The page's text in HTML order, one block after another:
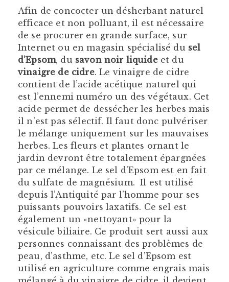
Afin de concocter un désherbant naturel
efficace et non polluant, il est nécessaire
de se procurer en grande surface, sur
Internet ou en magasin spécialisé du sel
d’Epsom, du savon noir liquideet du
vinaigre de cidre. Le vinaigre de cidre
contient de l’acide acétique naturel qui
est l’ennemi numéro un des végétaux. Cet
acide permet de dessécher les herbes mais
il n’est pas sélectif. Il faut donc pulvériser
le mélange uniquement sur les mauvaises
herbes. Les fleurs et plantes ornant le
jardin devront être totalement épargnées
par ce mélange. Le sel d’Epsom est en fait
du sulfate de magnésium. Il est utilisé
depuis l’Antiquité par l’homme pour ses
puissants pouvoirs laxatifs. Ce sel est
également un «nettoyant» pour la
vésicule biliaire. Ce produit sert aussi aux
personnes connaissant des problèmes de
peau, d’asthme, etc. Le sel d’Epsom est
utilisé en agriculture comme engrais mais